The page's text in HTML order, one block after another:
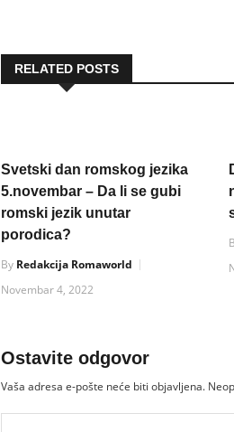
RELATED POSTS
Svetski dan romskog jezika
5.novembar – Da li se gubi
romski jezik unutar
porodica?
By Redakcija Romaworld
Novembar 4, 2022
Ostavite odgovor
Vaša adresa e-pošte neće biti objavljena.